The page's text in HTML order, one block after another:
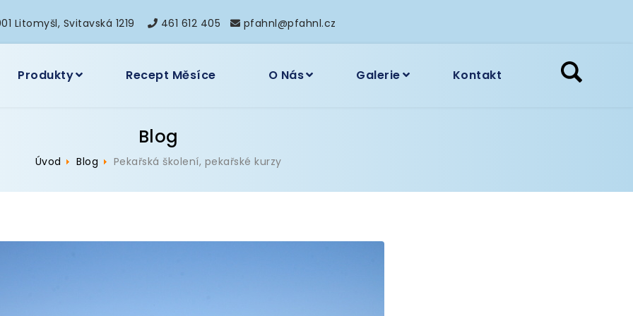
Litomyšl, Svitavská 1219 461 612 405 pfahnl@pfahnl.cz
Produkty Recept Měsíce O Nás Galerie Kontakt
Blog
Úvod Blog Pekařská školení, pekařské kurzy